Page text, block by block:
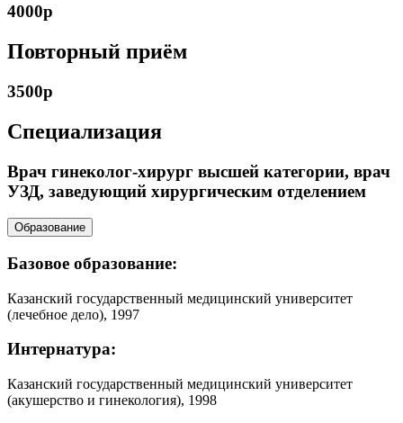
4000р
Повторный приём
3500р
Специализация
Врач гинеколог-хирург высшей категории, врач
УЗД, заведующий хирургическим отделением
Образование
Базовое образование:
Казанский государственный медицинский университет
(лечебное дело), 1997
Интернатура:
Казанский государственный медицинский университет
(акушерство и гинекология), 1998